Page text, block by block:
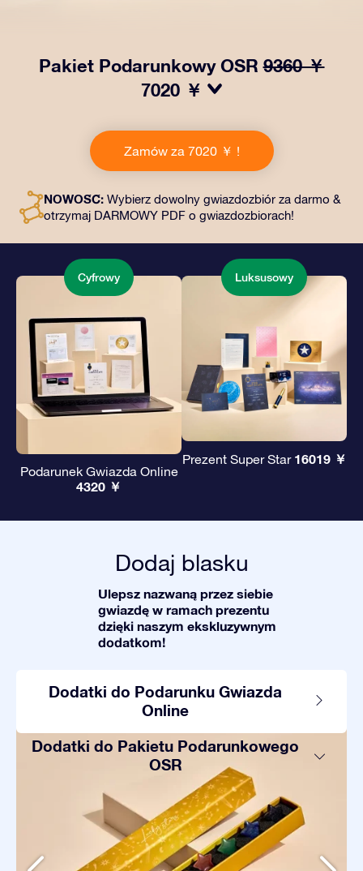
Pakiet Podarunkowy OSR9360 ￥
7020 ￥
naszemu OSR Gift Pack! Ten zestaw obejmuje piękną
kopertę i spersonalizowane dokumenty wysłane na
wybrany adres, a także dokumenty cyfrowe i bezpłatny
podarowanie wiecznego prezentu przyjaciołom i
bliskim.
Zamów za 7020 ￥ !
NOWOŚĆ: Wybierz dowolny gwiazdozbiór za darmo &
otrzymaj DARMOWY PDF o gwiazdozbiorach!
Cyfrowy
Podarunek Gwiazda Online
4320 ￥
Luksusowy
Prezent Super Star 16019 ￥
Dodaj blasku
Ulepsz nazwaną przez siebie
gwiazdę w ramach prezentu
dzięki naszym ekskluzywnym
dodatkom!
Dodatki do Podarunku Gwiazda
Online
Dodatki do Pakietu Podarunkowego
OSR